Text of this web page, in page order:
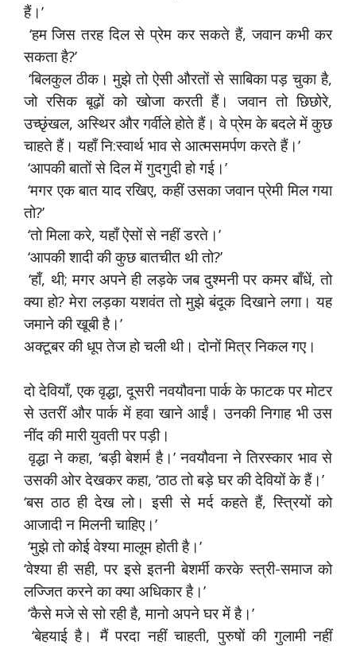
हैं।’
‘हम जिस तरह दिल से प्रेम कर सकते हैं, जवान कभी कर
सकता है?’
‘बिलकुल ठीक। मुझे तो ऐसी औरतों से साबिका पड़ चुका है,
जो रसिक बूढ़ों को खोजा करती हैं। जवान तो छिछोरे,
उच्छृंखल, अस्थिर और गर्वीले होते हैं। वे प्रेम के बदले में कुछ
चाहते हैं। यहाँ नि:स्वार्थ भाव से आत्मसमर्पण करते हैं।’
‘आपकी बातों से दिल में गुदगुदी हो गई।’
‘मगर एक बात याद रखिए, कहीं उसका जवान प्रेमी मिल गया
तो?’
‘तो मिला करे, यहाँ ऐसों से नहीं डरते।’
‘आपकी शादी की कुछ बातचीत थी तो?’
‘हाँ, थी; मगर अपने ही लड़के जब दुश्मनी पर कमर बाँधें, तो
क्या हो? मेरा लड़का यशवंत तो मुझे बंदूक दिखाने लगा। यह
जमाने की खूबी है।’
अक्टूबर की धूप तेज हो चली थी। दोनों मित्र निकल गए।
दो देवियाँ, एक वृद्धा, दूसरी नवयौवना पार्क के फाटक पर मोटर
से उतरीं और पार्क में हवा खाने आईं। उनकी निगाह भी उस
नींद की मारी युवती पर पड़ी।
वृद्धा ने कहा, ‘बड़ी बेशर्म है।’ नवयौवना ने तिरस्कार भाव से
उसकी ओर देखकर कहा, ‘ठाठ तो बड़े घर की देवियों के हैं।’
‘बस ठाठ ही देख लो। इसी से मर्द कहते हैं, स्त्रियों को
आजादी न मिलनी चाहिए।’
‘मुझे तो कोई वेश्या मालूम होती है।’
‘वेश्या ही सही, पर इसे इतनी बेशर्मी करके स्त्री-समाज को
लज्जित करने का क्या अधिकार है।’
‘कैसे मजे से सो रही है, मानो अपने घर में है।’
‘बेहयाई है। मैं परदा नहीं चाहती, पुरुषों की गुलामी नहीं